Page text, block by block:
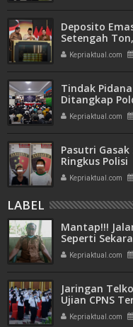
Deposito
Setengah
Bank Emas
Kepriaktual.com
Tindak
Ditangkap
Kepriaktual.com
Pasutri
Ringkus Polisi
Kepriaktual.com
LABEL
Mantap!!!
Seperti
Kepriaktual.com
Jaringan
Ujian CPNS
Kepriaktual.com